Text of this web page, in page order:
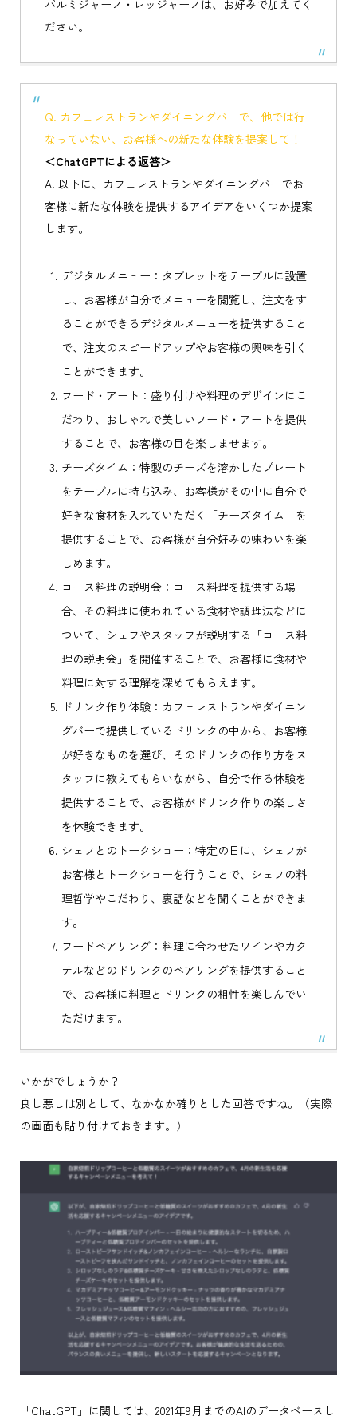
パルミジャーノ・レッジャーノは、お好みで加えてく
ださい。
Q. カフェレストランやダイニングバーで、他では行
なっていない、お客様への新たな体験を提案して！
＜ChatGPTによる返答＞
A. 以下に、カフェレストランやダイニングバーでお
客様に新たな体験を提供するアイデアをいくつか提案
します。
デジタルメニュー：タブレットをテーブルに設置
し、お客様が自分でメニューを閲覧し、注文をす
ることができるデジタルメニューを提供すること
で、注文のスピードアップやお客様の興味を引く
ことができます。
フード・アート：盛り付けや料理のデザインにこ
だわり、おしゃれで美しいフード・アートを提供
することで、お客様の目を楽しませます。
チーズタイム：特製のチーズを溶かしたプレート
をテーブルに持ち込み、お客様がその中に自分で
好きな食材を入れていただく「チーズタイム」を
提供することで、お客様が自分好みの味わいを楽
しめます。
コース料理の説明会：コース料理を提供する場
合、その料理に使われている食材や調理法などに
ついて、シェフやスタッフが説明する「コース料
理の説明会」を開催することで、お客様に食材や
料理に対する理解を深めてもらえます。
ドリンク作り体験：カフェレストランやダイニン
グバーで提供しているドリンクの中から、お客様
が好きなものを選び、そのドリンクの作り方をス
タッフに教えてもらいながら、自分で作る体験を
提供することで、お客様がドリンク作りの楽しさ
を体験できます。
シェフとのトークショー：特定の日に、シェフが
お客様とトークショーを行うことで、シェフの料
理哲学やこだわり、裏話などを聞くことができま
す。
フードペアリング：料理に合わせたワインやカク
テルなどのドリンクのペアリングを提供すること
で、お客様に料理とドリンクの相性を楽しんでい
ただけます。
いかがでしょうか？
良し悪しは別として、なかなか確りとした回答ですね。（実際
の画面も貼り付けておきます。）
「ChatGPT」に関しては、2021年9月までのAIのデータベースし